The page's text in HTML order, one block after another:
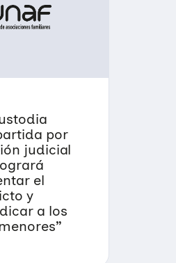
por
judicial
el
y
a los